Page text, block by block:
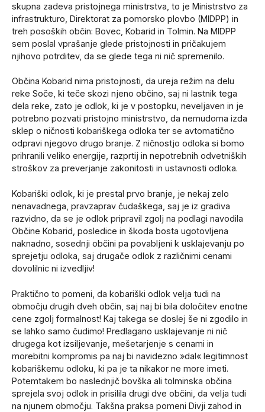
skupna zadeva pristojnega ministrstva, to je Ministrstvo za
infrastrukturo, Direktorat za pomorsko plovbo (MIDPP) in
treh posoških občin: Bovec, Kobarid in Tolmin. Na MIDPP
sem poslal vprašanje glede pristojnosti in pričakujem
njihovo potrditev, da se glede tega ni nič spremenilo.
Občina Kobarid nima pristojnosti, da ureja režim na delu
reke Soče, ki teče skozi njeno občino, saj ni lastnik tega
dela reke, zato je odlok, ki je v postopku, neveljaven in je
potrebno pozvati pristojno ministrstvo, da nemudoma izda
sklep o ničnosti kobariškega odloka ter se avtomatično
odpravi njegovo drugo branje. Z ničnostjo odloka si bomo
prihranili veliko energije, razprtij in nepotrebnih odvetniških
stroškov za preverjanje zakonitosti in ustavnosti odloka.
Kobariški odlok, ki je prestal prvo branje, je nekaj zelo
nenavadnega, pravzaprav čudaškega, saj je iz gradiva
razvidno, da se je odlok pripravil zgolj na podlagi navodila
Občine Kobarid, posledice in škoda bosta ugotovljena
naknadno, sosednji občini pa povabljeni k usklajevanju po
sprejetju odloka, saj drugače odlok z različnimi cenami
dovolilnic ni izvedljiv!
Praktično to pomeni, da kobariški odlok velja tudi na
območju drugih dveh občin, saj naj bi bila določitev enotne
cene zgolj formalnost! Kaj takega se doslej še ni zgodilo in
se lahko samo čudimo! Predlagano usklajevanje ni nič
drugega kot izsiljevanje, mešetarjenje s cenami in
morebitni kompromis pa naj bi navidezno »dal« legitimnost
kobariškemu odloku, ki pa je ta nikakor ne more imeti.
Potemtakem bo naslednjič bovška ali tolminska občina
sprejela svoj odlok in prisilila drugi dve občini, da velja tudi
na njunem območju. Takšna praksa pomeni Divji zahod in